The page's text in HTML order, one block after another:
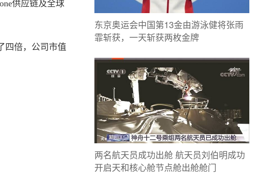
供应链及全球
倍，公司市值
东京奥运会中国第13金由游泳健将张雨
霏斩获，一天斩获两枚金牌
两名航天员成功出舱 航天员刘伯明成功
开启天和核心舱节点舱出舱舱门